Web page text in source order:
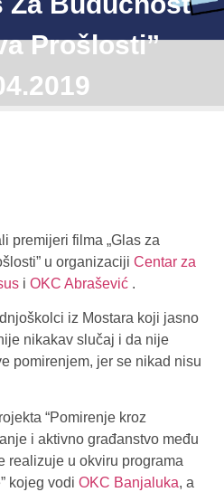
Prošlosti”
premijeri filma „Glas za
u organizaciji Centar za
i OKC Abrašević .
iz Mostara koji jasno
nikakav slučaj i da nije
pomirenjem, jer se nikad nisu
“Pomirenje kroz
i aktivno građanstvo među
realizuje u okviru programa
kojeg vodi OKC Banjaluka, a